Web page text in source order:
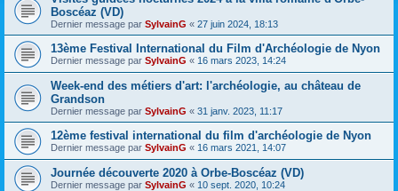
Boscéaz (VD)
Dernier message par SylvainG « 27 juin 2024, 18:13
13ème Festival International du Film d'Archéologie de Nyon
Dernier message par SylvainG « 16 mars 2023, 14:24
Week-end des métiers d'art: l'archéologie, au château de
Grandson
Dernier message par SylvainG « 31 janv. 2023, 11:17
12ème festival international du film d'archéologie de Nyon
Dernier message par SylvainG « 16 mars 2021, 14:07
Journée découverte 2020 à Orbe-Boscéaz (VD)
Dernier message par SylvainG « 10 sept. 2020, 10:24